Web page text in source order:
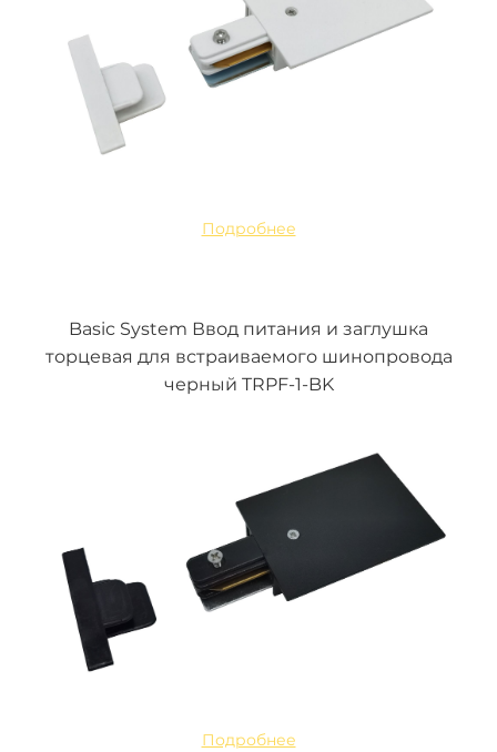
Подробнее
Basic System Ввод питания и заглушка
торцевая для встраиваемого шинопровода
черный TRPF-1-BK
Подробнее